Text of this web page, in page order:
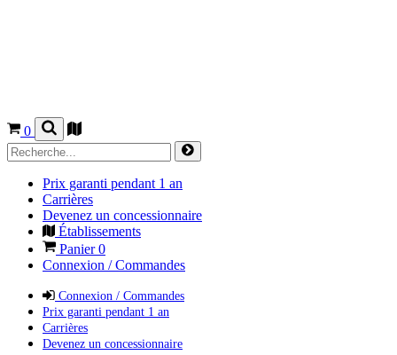
0
Prix garanti pendant 1 an
Carrières
Devenez un concessionnaire
Établissements
Panier0
Connexion / Commandes
Connexion / Commandes
Prix garanti pendant 1 an
Carrières
Devenez un concessionnaire